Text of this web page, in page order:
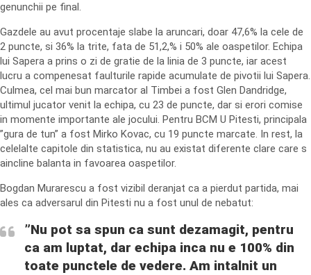
genunchii pe final.
Gazdele au avut procentaje slabe la aruncari, doar 47,6% la cele de
2 puncte, si 36% la trite, fata de 51,2,% i 50% ale oaspetilor. Echipa
lui Sapera a prins o zi de gratie de la linia de 3 puncte, iar acest
lucru a compenesat faulturile rapide acumulate de pivotii lui Sapera.
Culmea, cel mai bun marcator al Timbei a fost Glen Dandridge,
ultimul jucator venit la echipa, cu 23 de puncte, dar si erori comise
in momente importante ale jocului. Pentru BCM U Pitesti, principala
”gura de tun” a fost Mirko Kovac, cu 19 puncte marcate. In rest, la
celelalte capitole din statistica, nu au existat diferente clare care s
aincline balanta in favoarea oaspetilor.
Bogdan Murarescu a fost vizibil deranjat ca a pierdut partida, mai
ales ca adversarul din Pitesti nu a fost unul de nebatut:
”Nu pot sa spun ca sunt dezamagit, pentru
ca am luptat, dar echipa inca nu e 100% din
toate punctele de vedere. Am intalnit un